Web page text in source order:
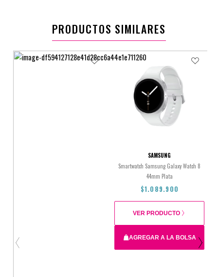
PRODUCTOS SIMILARES
SAMSUNG
Smartwatch Samsung Galaxy Watch 8
44mm Plata
$1.089.900
AGREGAR A LA BOLSA
VER PRODUCTO